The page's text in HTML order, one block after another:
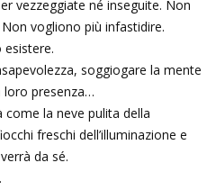
vezzeggiate né inseguite. Non
vogliono più infastidire.
soggiogare la mente
loro presenza…
la neve pulita della
freschi dell’illuminazione e
da sé.